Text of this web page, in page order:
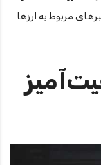
مربوط به ارزها